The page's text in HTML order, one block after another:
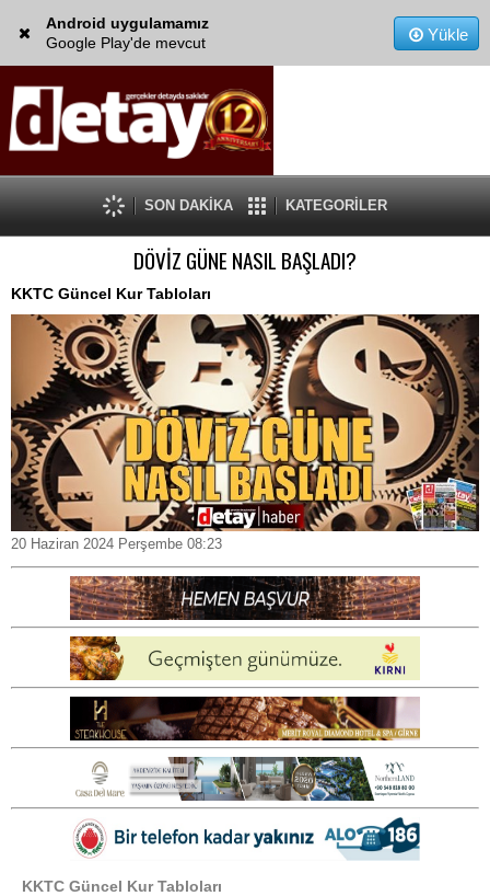
Android uygulamamız
Google Play'de mevcut
Yükle
SON DAKİKA KATEGORİLER
DÖVİZ GÜNE NASIL BAŞLADI?
KKTC Güncel Kur Tabloları
20 Haziran 2024 Perşembe 08:23
KKTC Güncel Kur Tabloları